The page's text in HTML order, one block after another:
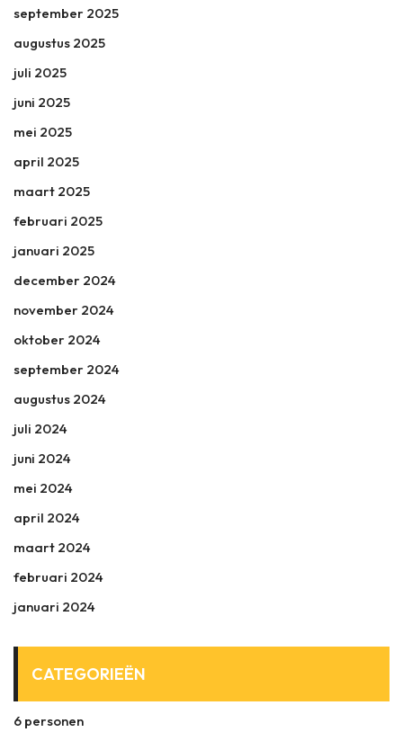
september 2025
augustus 2025
juli 2025
juni 2025
mei 2025
april 2025
maart 2025
februari 2025
januari 2025
december 2024
november 2024
oktober 2024
september 2024
augustus 2024
juli 2024
juni 2024
mei 2024
april 2024
maart 2024
februari 2024
januari 2024
CATEGORIEËN
6 personen